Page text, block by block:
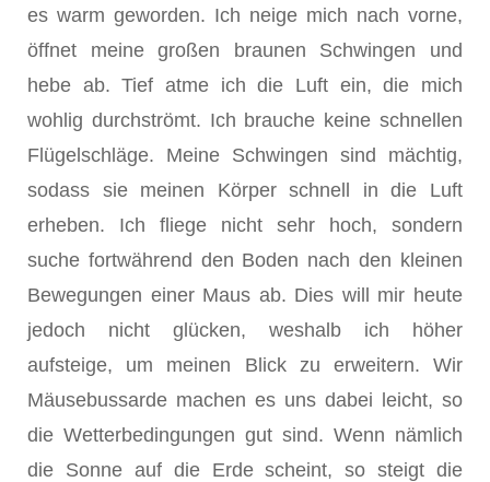
es warm geworden. Ich neige mich nach vorne,
öffnet meine großen braunen Schwingen und
hebe ab. Tief atme ich die Luft ein, die mich
wohlig durchströmt. Ich brauche keine schnellen
Flügelschläge. Meine Schwingen sind mächtig,
sodass sie meinen Körper schnell in die Luft
erheben. Ich fliege nicht sehr hoch, sondern
suche fortwährend den Boden nach den kleinen
Bewegungen einer Maus ab. Dies will mir heute
jedoch nicht glücken, weshalb ich höher
aufsteige, um meinen Blick zu erweitern. Wir
Mäusebussarde machen es uns dabei leicht, so
die Wetterbedingungen gut sind. Wenn nämlich
die Sonne auf die Erde scheint, so steigt die